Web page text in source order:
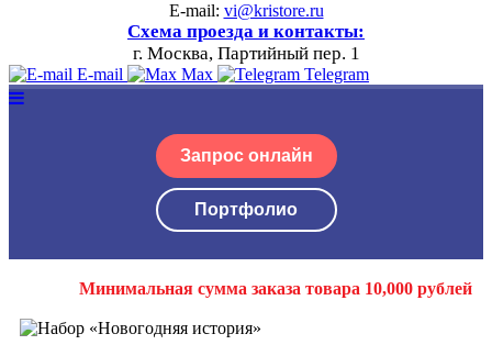
E-mail: vi@kristore.ru
Схема проезда и контакты:
г. Москва, Партийный пер. 1
E-mail Max Telegram
Запрос онлайн
Портфолио
Минимальная сумма заказа товара 10,000 рублей